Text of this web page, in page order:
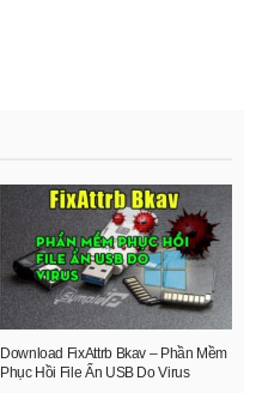
Download FixAttrb Bkav – Phần Mềm
Phục Hồi File Ẩn USB Do Virus